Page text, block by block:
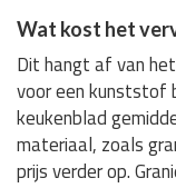
Wat kost het
Dit hangt af van
voor een kunststof
keukenblad
materiaal, zoals
prijs verder op.